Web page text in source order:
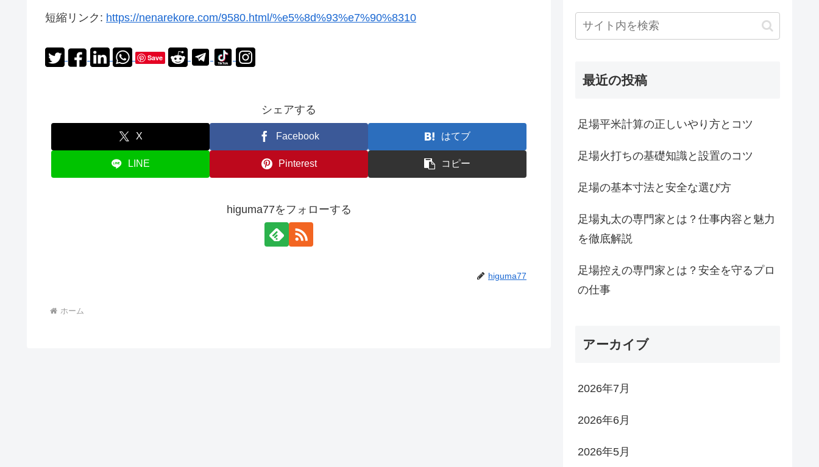
短縮リンク: https://nenarekore.com/9580.html/%e5%8d%93%e7%90%8310
Save
シェアする
X Facebook はてブ
LINE Pinterest コピー
higuma77をフォローする
higuma77
ホーム
最近の投稿
足場平米計算の正しいやり方とコツ
足場火打ちの基礎知識と設置のコツ
足場の基本寸法と安全な選び方
足場丸太の専門家とは？仕事内容と魅力
を徹底解説
足場控えの専門家とは？安全を守るプロ
の仕事
アーカイブ
2026年7月
2026年6月
2026年5月